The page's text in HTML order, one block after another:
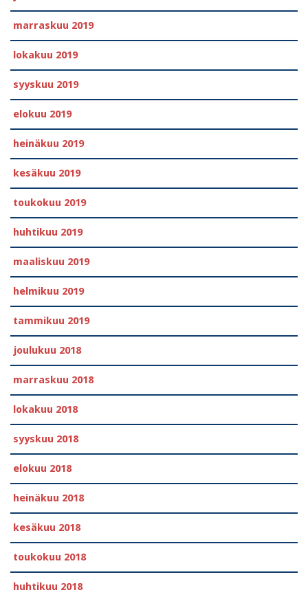
marraskuu 2019
lokakuu 2019
syyskuu 2019
elokuu 2019
heinäkuu 2019
kesäkuu 2019
toukokuu 2019
huhtikuu 2019
maaliskuu 2019
helmikuu 2019
tammikuu 2019
joulukuu 2018
marraskuu 2018
lokakuu 2018
syyskuu 2018
elokuu 2018
heinäkuu 2018
kesäkuu 2018
toukokuu 2018
huhtikuu 2018